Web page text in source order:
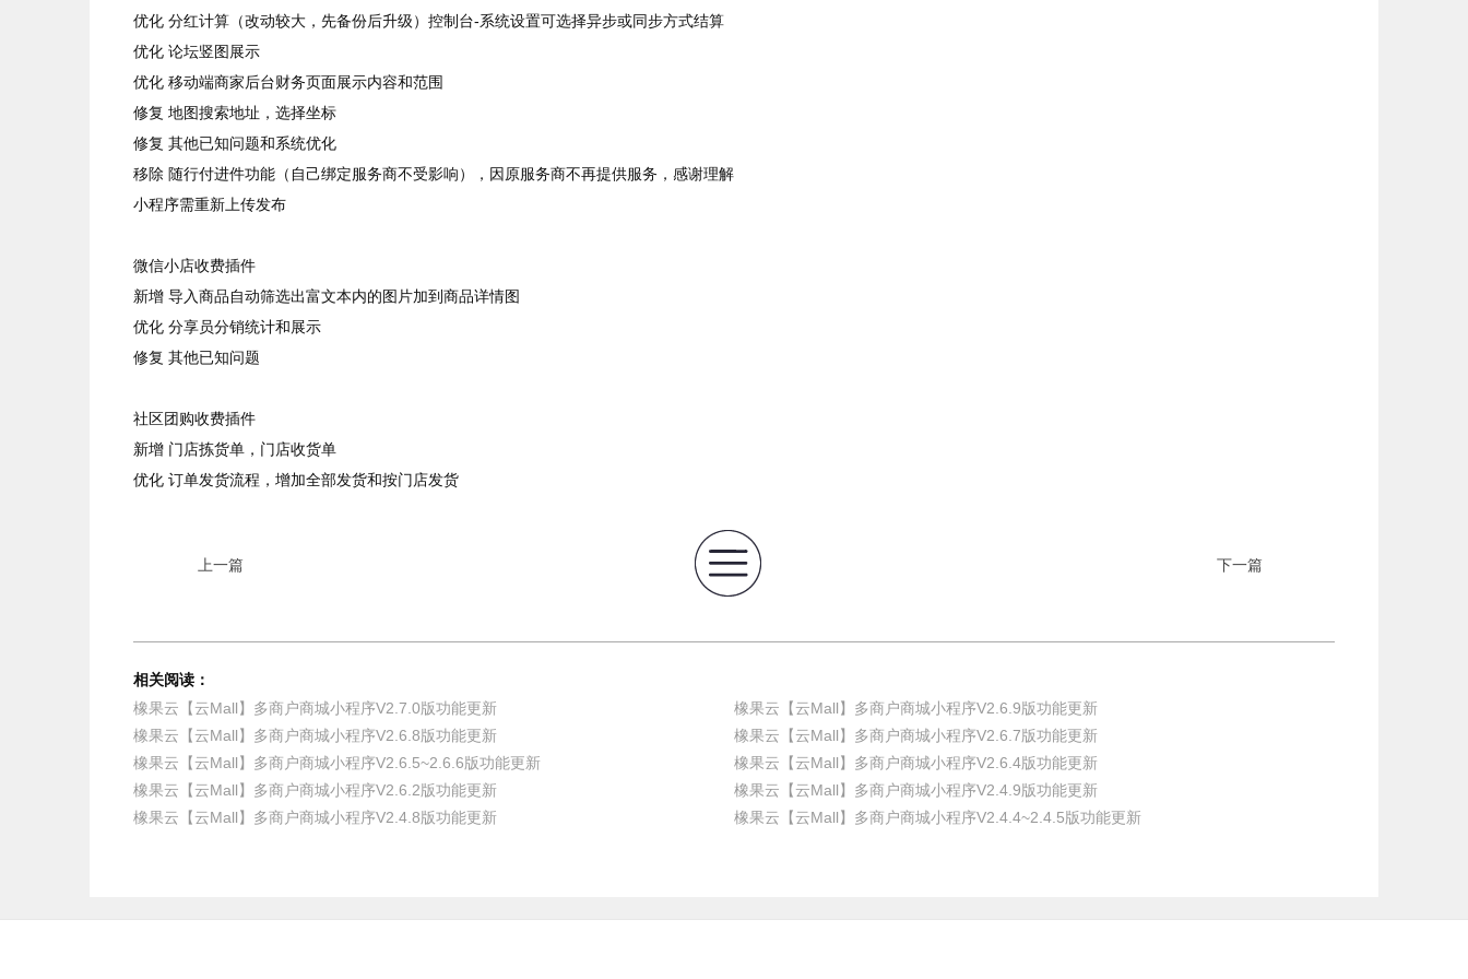
优化 分红计算（改动较大，先备份后升级）控制台-系统设置可选择异步或同步方式结算
优化 论坛竖图展示
优化 移动端商家后台财务页面展示内容和范围
修复 地图搜索地址，选择坐标
修复 其他已知问题和系统优化
移除 随行付进件功能（自己绑定服务商不受影响），因原服务商不再提供服务，感谢理解
小程序需重新上传发布
微信小店收费插件
新增 导入商品自动筛选出富文本内的图片加到商品详情图
优化 分享员分销统计和展示
修复 其他已知问题
社区团购收费插件
新增 门店拣货单，门店收货单
优化 订单发货流程，增加全部发货和按门店发货
上一篇 下一篇
相关阅读：
橡果云【云Mall】多商户商城小程序V2.7.0版功能更新
橡果云【云Mall】多商户商城小程序V2.6.9版功能更新
橡果云【云Mall】多商户商城小程序V2.6.8版功能更新
橡果云【云Mall】多商户商城小程序V2.6.7版功能更新
橡果云【云Mall】多商户商城小程序V2.6.5~2.6.6版功能更新
橡果云【云Mall】多商户商城小程序V2.6.4版功能更新
橡果云【云Mall】多商户商城小程序V2.6.2版功能更新
橡果云【云Mall】多商户商城小程序V2.4.9版功能更新
橡果云【云Mall】多商户商城小程序V2.4.8版功能更新
橡果云【云Mall】多商户商城小程序V2.4.4~2.4.5版功能更新